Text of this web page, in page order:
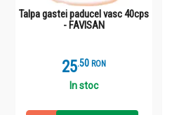
Talpa gastei paducel vasc 40cps
- FAVISAN
25.5 RON
In stoc